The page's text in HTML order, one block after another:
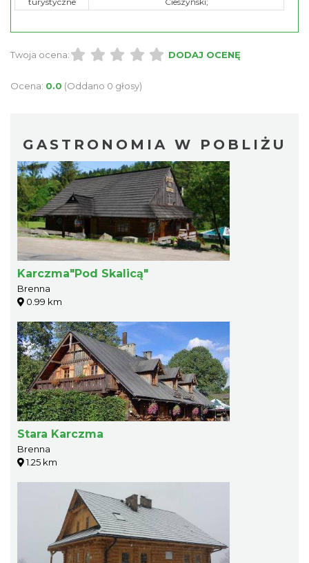
Twoja ocena: DODAJ OCENĘ
Ocena: 0.0 (Oddano 0 głosy)
GASTRONOMIA W POBLIŻU
Karczma"Pod Skalicą"
Brenna
0.99 km
Stara Karczma
Brenna
1.25 km